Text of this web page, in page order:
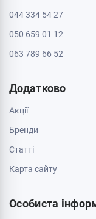
Інформація
Контакти
Доставка і оплата
Обмін та повернення
Зв'яжіться з
0 800 403 173
044 334 54 27
063 789 66 52